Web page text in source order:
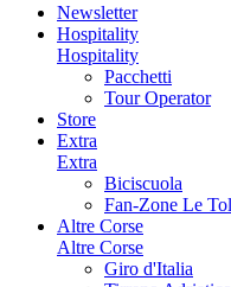
Newsletter
Hospitality
Hospitality
Pacchetti
Tour Operator
Store
Extra
Extra
Biciscuola
Fan-Zone Le
Altre Corse
Altre Corse
Giro d'Italia